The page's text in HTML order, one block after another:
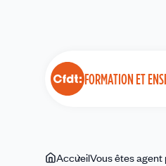
FORMATION ET
VousAccueilVous êtes agent